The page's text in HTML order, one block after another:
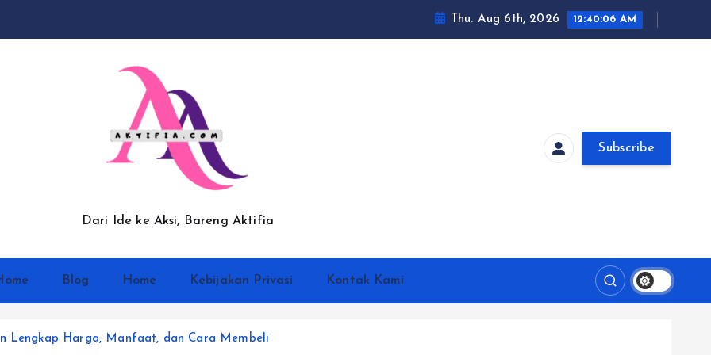
Thu. Aug 6th, 2026 12:40:08 AM
Dari Ide ke Aksi, Bareng Aktifia
Subscribe
Blog Home Kebijakan Privasi Kontak Kami
Lengkap Harga, Manfaat, dan Cara Membeli